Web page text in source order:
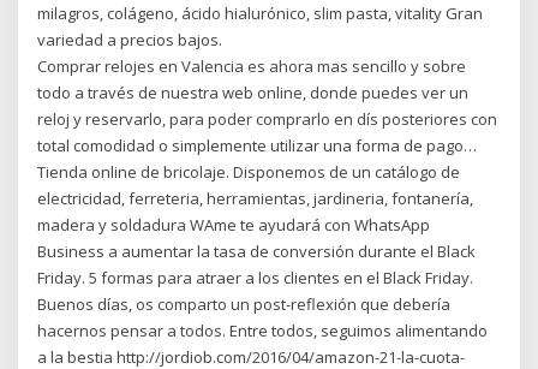
milagros, colágeno, ácido hialurónico, slim pasta, vitality Gran
variedad a precios bajos.
Comprar relojes en Valencia es ahora mas sencillo y sobre
todo a través de nuestra web online, donde puedes ver un
reloj y reservarlo, para poder comprarlo en dís posteriores con
total comodidad o simplemente utilizar una forma de pago…
Tienda online de bricolaje. Disponemos de un catálogo de
electricidad, ferreteria, herramientas, jardineria, fontanería,
madera y soldadura WAme te ayudará con WhatsApp
Business a aumentar la tasa de conversión durante el Black
Friday. 5 formas para atraer a los clientes en el Black Friday.
Buenos días, os comparto un post-reflexión que debería
hacernos pensar a todos. Entre todos, seguimos alimentando
a la bestia http://jordiob.com/2016/04/amazon-21-la-cuota-